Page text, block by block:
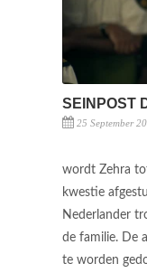
SEINPOST
25 September
wordt Zehra
kwestie
Nederlander
de familie. De
te worden